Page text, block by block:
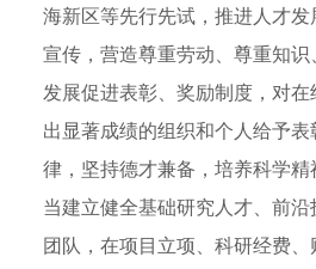
海新区等先行先试，推进人才
宣传，营造尊重劳动、尊重知
发展促进表彰、奖励制度，对
出显著成绩的组织和个人给予
律，坚持德才兼备，培养科学
当建立健全基础研究人才、前
团队，在项目立项、科研经费